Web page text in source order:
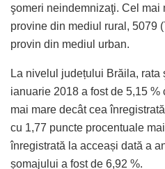
şomeri neindemnizaţi. Cel mai
provine din mediul rural, 5079
provin din mediul urban.
La nivelul județului Brăila,
ianuarie 2018 a fost de 5,15
mai mare decât cea
cu 1,77 puncte procentuale
înregistrată la acceași dată a
șomajului a fost de 6,92 %.